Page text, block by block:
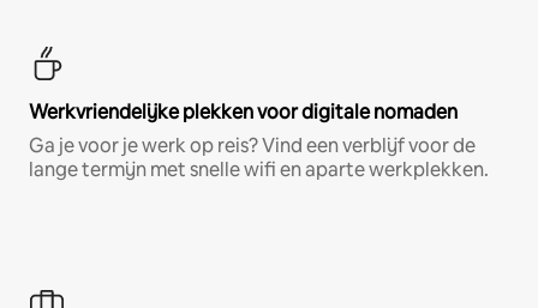
Werkvriendelijke plekken voor digitale nomaden
Ga je voor je werk op reis? Vind een verblijf voor de
lange termijn met snelle wifi en aparte werkplekken.